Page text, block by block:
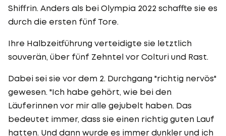
Shiffrin. Anders als bei Olympia 2022 schaffte sie es
durch die ersten fünf Tore.
Ihre Halbzeitführung verteidigte sie letztlich
souverän, über fünf Zehntel vor Colturi und Rast.
Dabei sei sie vor dem 2. Durchgang "richtig nervös"
gewesen. "Ich habe gehört, wie bei den
Läuferinnen vor mir alle gejubelt haben. Das
bedeutet immer, dass sie einen richtig guten Lauf
hatten. Und dann wurde es immer dunkler und ich